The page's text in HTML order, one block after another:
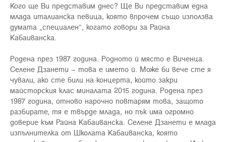
Кого ще Ви представим днес? Ще Ви представим една
млада италианска певица, която впрочем също използва
думата „специален“, когато говори за Райна
Кабаиванска.
Родена през 1987 година. Родното й място е Виченца.
Селене Дзанети – това е името й. Може би вече сте я
чували, ако сте били на концерта, който закри
майсторския клас миналата 2015 година. Родена през
1987 година, отново нарочно повтарям това, защото
разбирате, тя е твърде млада, но пък има огромно
доверие към Райна Кабаиванска. Селене Дзанети e млада
изпълнителка от Школата Кабаиванска, която